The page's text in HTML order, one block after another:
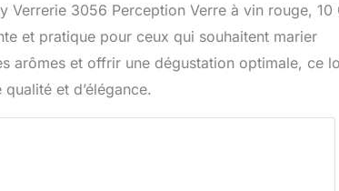
3056 Perception Verre à vin rouge, 10
et pratique pour ceux qui souhaitent marier
arômes et offrir une dégustation optimale, ce
et d’élégance.